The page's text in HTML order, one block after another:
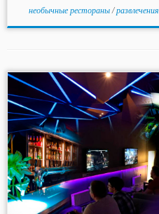
необычные рестораны/развлечения